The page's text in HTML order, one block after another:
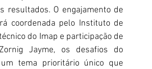
resultados. O engajamento de
coordenada pelo Instituto de
do Imap e participação de
Jayme, os desafios do
tema prioritário único que